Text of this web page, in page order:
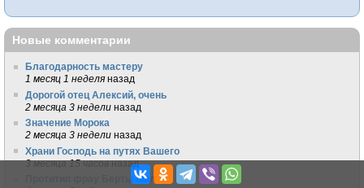
Новые комментарии
Благодарность мастеру
1 месяц 1 неделя назад
Дорогой отец Алексий, очень
2 месяца 3 недели назад
Значение Морока
2 месяца 3 недели назад
Храни Господь на путях Вашего
3 месяца 15 часовназад
Протитип фрау Берты был